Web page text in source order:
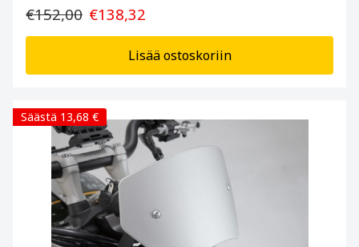
€152,00 €138,32
Lisää ostoskoriin
Säästä 13,68 €